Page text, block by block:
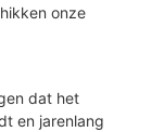
onze
dat het
en jarenlang